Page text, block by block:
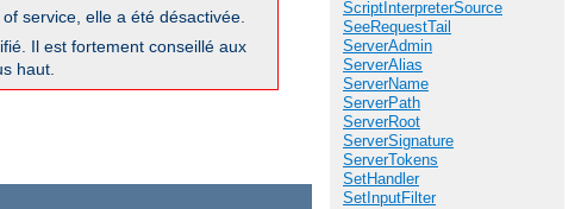
ScriptInterpreterSource
SeeRequestTail
ServerAdmin
ServerAlias
ServerName
ServerPath
ServerRoot
ServerSignature
ServerTokens
SetHandler
SetInputFilter
service, elle a été désactivée.
Il est fortement conseillé aux
haut.